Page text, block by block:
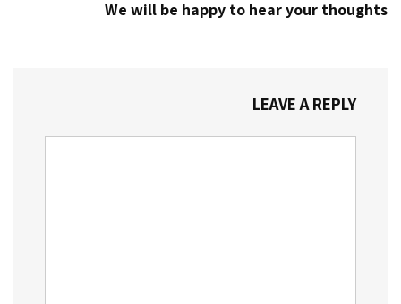
We will be happy to hear your thoughts
LEAVE A REPLY